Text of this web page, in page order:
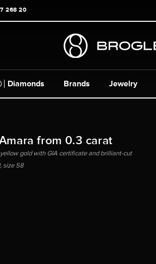
268 20
Diamonds Brands Jewelry
from 0.3 carat
gold with GIA certificate and brilliant-cut
size 58